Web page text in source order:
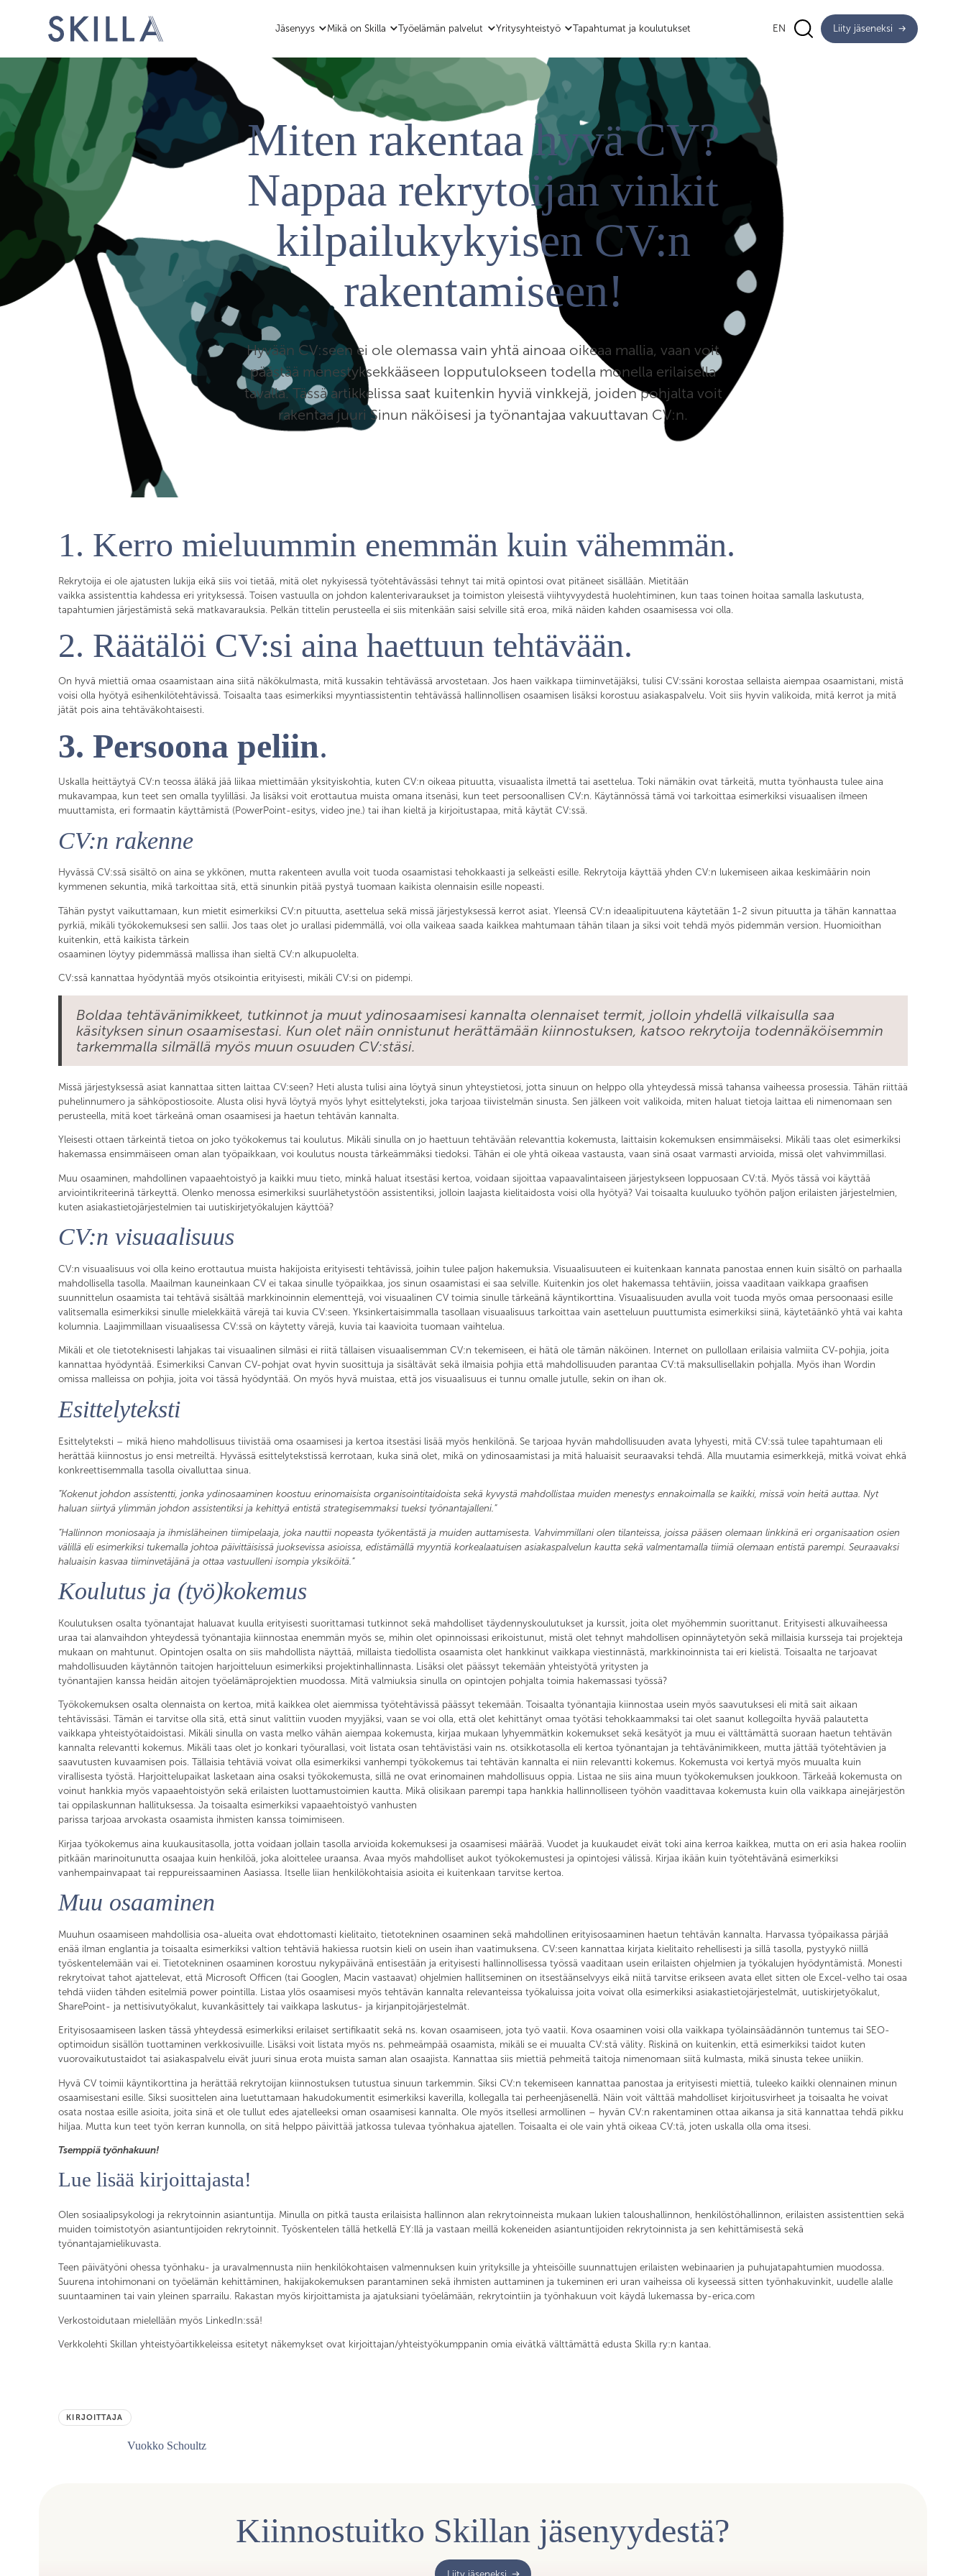
Jäsenyys Mikä on Skilla Työelämän palvelut Yritysyhteistyö Tapahtumat ja koulutukset EN Liity jäseneksi
Miten rakentaa hyvä CV?
Nappaa rekrytoijan vinkit
kilpailukykyisen CV:n
rakentamiseen!
Hyvään CV:seen ei ole olemassa vain yhtä ainoaa oikeaa mallia, vaan voit
päästää menestyksekkääseen lopputulokseen todella monella erilaisella
tavalla. Tässä artikkelissa saat kuitenkin hyviä vinkkejä, joiden pohjalta voit
rakentaa juuri Sinun näköisesi ja työnantajaa vakuuttavan CV:n.
1. Kerro mieluummin enemmän kuin vähemmän.
Rekrytoija ei ole ajatusten lukija eikä siis voi tietää, mitä olet nykyisessä työtehtävässäsi tehnyt tai mitä opintosi ovat pitäneet sisällään. Mietitään
vaikka assistenttia kahdessa eri yrityksessä. Toisen vastuulla on johdon kalenterivaraukset ja toimiston yleisestä viihtyvyydestä huolehtiminen, kun taas toinen hoitaa samalla laskutusta,
tapahtumien järjestämistä sekä matkavarauksia. Pelkän tittelin perusteella ei siis mitenkään saisi selville sitä eroa, mikä näiden kahden osaamisessa voi olla.
2. Räätälöi CV:si aina haettuun tehtävään.
On hyvä miettiä omaa osaamistaan aina siitä näkökulmasta, mitä kussakin tehtävässä arvostetaan. Jos haen vaikkapa tiiminvetäjäksi, tulisi CV:ssäni korostaa sellaista aiempaa osaamistani, mistä
voisi olla hyötyä esihenkilötehtävissä. Toisaalta taas esimerkiksi myyntiassistentin tehtävässä hallinnollisen osaamisen lisäksi korostuu asiakaspalvelu. Voit siis hyvin valikoida, mitä kerrot ja mitä
jätät pois aina tehtäväkohtaisesti.
3. Persoona peliin.
Uskalla heittäytyä CV:n teossa äläkä jää liikaa miettimään yksityiskohtia, kuten CV:n oikeaa pituutta, visuaalista ilmettä tai asettelua. Toki nämäkin ovat tärkeitä, mutta työnhausta tulee aina
mukavampaa, kun teet sen omalla tyylilläsi. Ja lisäksi voit erottautua muista omana itsenäsi, kun teet persoonallisen CV:n. Käytännössä tämä voi tarkoittaa esimerkiksi visuaalisen ilmeen
muuttamista, eri formaatin käyttämistä (PowerPoint-esitys, video jne.) tai ihan kieltä ja kirjoitustapaa, mitä käytät CV:ssä.
CV:n rakenne
Hyvässä CV:ssä sisältö on aina se ykkönen, mutta rakenteen avulla voit tuoda osaamistasi tehokkaasti ja selkeästi esille. Rekrytoija käyttää yhden CV:n lukemiseen aikaa keskimäärin noin
kymmenen sekuntia, mikä tarkoittaa sitä, että sinunkin pitää pystyä tuomaan kaikista olennaisin esille nopeasti.
Tähän pystyt vaikuttamaan, kun mietit esimerkiksi CV:n pituutta, asettelua sekä missä järjestyksessä kerrot asiat. Yleensä CV:n ideaalipituutena käytetään 1-2 sivun pituutta ja tähän kannattaa
pyrkiä, mikäli työkokemuksesi sen sallii. Jos taas olet jo urallasi pidemmällä, voi olla vaikeaa saada kaikkea mahtumaan tähän tilaan ja siksi voit tehdä myös pidemmän version. Huomioithan
kuitenkin, että kaikista tärkein
osaaminen löytyy pidemmässä mallissa ihan sieltä CV:n alkupuolelta.
CV:ssä kannattaa hyödyntää myös otsikointia erityisesti, mikäli CV:si on pidempi.
Boldaa tehtävänimikkeet, tutkinnot ja muut ydinosaamisesi kannalta olennaiset termit, jolloin yhdellä vilkaisulla saa
käsityksen sinun osaamisestasi. Kun olet näin onnistunut herättämään kiinnostuksen, katsoo rekrytoija todennäköisemmin
tarkemmalla silmällä myös muun osuuden CV:stäsi.
Missä järjestyksessä asiat kannattaa sitten laittaa CV:seen? Heti alusta tulisi aina löytyä sinun yhteystietosi, jotta sinuun on helppo olla yhteydessä missä tahansa vaiheessa prosessia. Tähän riittää
puhelinnumero ja sähköpostiosoite. Alusta olisi hyvä löytyä myös lyhyt esittelyteksti, joka tarjoaa tiivistelmän sinusta. Sen jälkeen voit valikoida, miten haluat tietoja laittaa eli nimenomaan sen
perusteella, mitä koet tärkeänä oman osaamisesi ja haetun tehtävän kannalta.
Yleisesti ottaen tärkeintä tietoa on joko työkokemus tai koulutus. Mikäli sinulla on jo haettuun tehtävään relevanttia kokemusta, laittaisin kokemuksen ensimmäiseksi. Mikäli taas olet esimerkiksi
hakemassa ensimmäiseen oman alan työpaikkaan, voi koulutus nousta tärkeämmäksi tiedoksi. Tähän ei ole yhtä oikeaa vastausta, vaan sinä osaat varmasti arvioida, missä olet vahvimmillasi.
Muu osaaminen, mahdollinen vapaaehtoistyö ja kaikki muu tieto, minkä haluat itsestäsi kertoa, voidaan sijoittaa vapaavalintaiseen järjestykseen loppuosaan CV:tä. Myös tässä voi käyttää
arviointikriteerinä tärkeyttä. Olenko menossa esimerkiksi suurlähetystöön assistentiksi, jolloin laajasta kielitaidosta voisi olla hyötyä? Vai toisaalta kuuluuko työhön paljon erilaisten järjestelmien,
kuten asiakastietojärjestelmien tai uutiskirjetyökalujen käyttöä?
CV:n visuaalisuus
CV:n visuaalisuus voi olla keino erottautua muista hakijoista erityisesti tehtävissä, joihin tulee paljon hakemuksia. Visuaalisuuteen ei kuitenkaan kannata panostaa ennen kuin sisältö on parhaalla
mahdollisella tasolla. Maailman kauneinkaan CV ei takaa sinulle työpaikkaa, jos sinun osaamistasi ei saa selville. Kuitenkin jos olet hakemassa tehtäviin, joissa vaaditaan vaikkapa graafisen
suunnittelun osaamista tai tehtävä sisältää markkinoinnin elementtejä, voi visuaalinen CV toimia sinulle tärkeänä käyntikorttina. Visuaalisuuden avulla voit tuoda myös omaa persoonaasi esille
valitsemalla esimerkiksi sinulle mielekkäitä värejä tai kuvia CV:seen. Yksinkertaisimmalla tasollaan visuaalisuus tarkoittaa vain asetteluun puuttumista esimerkiksi siinä, käytetäänkö yhtä vai kahta
kolumnia. Laajimmillaan visuaalisessa CV:ssä on käytetty värejä, kuvia tai kaavioita tuomaan vaihtelua.
Mikäli et ole tietoteknisesti lahjakas tai visuaalinen silmäsi ei riitä tällaisen visuaalisemman CV:n tekemiseen, ei hätä ole tämän näköinen. Internet on pullollaan erilaisia valmiita CV-pohjia, joita
kannattaa hyödyntää. Esimerkiksi Canvan CV-pohjat ovat hyvin suosittuja ja sisältävät sekä ilmaisia pohjia että mahdollisuuden parantaa CV:tä maksullisellakin pohjalla. Myös ihan Wordin
omissa malleissa on pohjia, joita voi tässä hyödyntää. On myös hyvä muistaa, että jos visuaalisuus ei tunnu omalle jutulle, sekin on ihan ok.
Esittelyteksti
Esittelyteksti – mikä hieno mahdollisuus tiivistää oma osaamisesi ja kertoa itsestäsi lisää myös henkilönä. Se tarjoaa hyvän mahdollisuuden avata lyhyesti, mitä CV:ssä tulee tapahtumaan eli
herättää kiinnostus jo ensi metreiltä. Hyvässä esittelytekstissä kerrotaan, kuka sinä olet, mikä on ydinosaamistasi ja mitä haluaisit seuraavaksi tehdä. Alla muutamia esimerkkejä, mitkä voivat ehkä
konkreettisemmalla tasolla oivalluttaa sinua.
”Kokenut johdon assistentti, jonka ydinosaaminen koostuu erinomaisista organisointitaidoista sekä kyvystä mahdollistaa muiden menestys ennakoimalla se kaikki, missä voin heitä auttaa. Nyt
haluan siirtyä ylimmän johdon assistentiksi ja kehittyä entistä strategisemmaksi tueksi työnantajalleni.”
”Hallinnon moniosaaja ja ihmisläheinen tiimipelaaja, joka nauttii nopeasta työkentästä ja muiden auttamisesta. Vahvimmillani olen tilanteissa, joissa pääsen olemaan linkkinä eri organisaation osien
välillä eli esimerkiksi tukemalla johtoa päivittäisissä juoksevissa asioissa, edistämällä myyntiä korkealaatuisen asiakaspalvelun kautta sekä valmentamalla tiimiä olemaan entistä parempi. Seuraavaksi
haluaisin kasvaa tiiminvetäjänä ja ottaa vastuulleni isompia yksiköitä.”
Koulutus ja (työ)kokemus
Koulutuksen osalta työnantajat haluavat kuulla erityisesti suorittamasi tutkinnot sekä mahdolliset täydennyskoulutukset ja kurssit, joita olet myöhemmin suorittanut. Erityisesti alkuvaiheessa
uraa tai alanvaihdon yhteydessä työnantajia kiinnostaa enemmän myös se, mihin olet opinnoissasi erikoistunut, mistä olet tehnyt mahdollisen opinnäytetyön sekä millaisia kursseja tai projekteja
mukaan on mahtunut. Opintojen osalta on siis mahdollista näyttää, millaista tiedollista osaamista olet hankkinut vaikkapa viestinnästä, markkinoinnista tai eri kielistä. Toisaalta ne tarjoavat
mahdollisuuden käytännön taitojen harjoitteluun esimerkiksi projektinhallinnasta. Lisäksi olet päässyt tekemään yhteistyötä yritysten ja
työnantajien kanssa heidän aitojen työelämäprojektien muodossa. Mitä valmiuksia sinulla on opintojen pohjalta toimia hakemassasi työssä?
Työkokemuksen osalta olennaista on kertoa, mitä kaikkea olet aiemmissa työtehtävissä päässyt tekemään. Toisaalta työnantajia kiinnostaa usein myös saavutuksesi eli mitä sait aikaan
tehtävissäsi. Tämän ei tarvitse olla sitä, että sinut valittiin vuoden myyjäksi, vaan se voi olla, että olet kehittänyt omaa työtäsi tehokkaammaksi tai olet saanut kollegoilta hyvää palautetta
vaikkapa yhteistyötaidoistasi. Mikäli sinulla on vasta melko vähän aiempaa kokemusta, kirjaa mukaan lyhyemmätkin kokemukset sekä kesätyöt ja muu ei välttämättä suoraan haetun tehtävän
kannalta relevantti kokemus. Mikäli taas olet jo konkari työurallasi, voit listata osan tehtävistäsi vain ns. otsikkotasolla eli kertoa työnantajan ja tehtävänimikkeen, mutta jättää työtehtävien ja
saavutusten kuvaamisen pois. Tällaisia tehtäviä voivat olla esimerkiksi vanhempi työkokemus tai tehtävän kannalta ei niin relevantti kokemus. Kokemusta voi kertyä myös muualta kuin
virallisesta työstä. Harjoittelupaikat lasketaan aina osaksi työkokemusta, sillä ne ovat erinomainen mahdollisuus oppia. Listaa ne siis aina muun työkokemuksen joukkoon. Tärkeää kokemusta on
voinut hankkia myös vapaaehtoistyön sekä erilaisten luottamustoimien kautta. Mikä olisikaan parempi tapa hankkia hallinnolliseen työhön vaadittavaa kokemusta kuin olla vaikkapa ainejärjestön
tai oppilaskunnan hallituksessa. Ja toisaalta esimerkiksi vapaaehtoistyö vanhusten
parissa tarjoaa arvokasta osaamista ihmisten kanssa toimimiseen.
Kirjaa työkokemus aina kuukausitasolla, jotta voidaan jollain tasolla arvioida kokemuksesi ja osaamisesi määrää. Vuodet ja kuukaudet eivät toki aina kerroa kaikkea, mutta on eri asia hakea rooliin
pitkään marinoitunutta osaajaa kuin henkilöä, joka aloittelee uraansa. Avaa myös mahdolliset aukot työkokemustesi ja opintojesi välissä. Kirjaa ikään kuin työtehtävänä esimerkiksi
vanhempainvapaat tai reppureissaaminen Aasiassa. Itselle liian henkilökohtaisia asioita ei kuitenkaan tarvitse kertoa.
Muu osaaminen
Muuhun osaamiseen mahdollisia osa-alueita ovat ehdottomasti kielitaito, tietotekninen osaaminen sekä mahdollinen erityisosaaminen haetun tehtävän kannalta. Harvassa työpaikassa pärjää
enää ilman englantia ja toisaalta esimerkiksi valtion tehtäviä hakiessa ruotsin kieli on usein ihan vaatimuksena. CV:seen kannattaa kirjata kielitaito rehellisesti ja sillä tasolla, pystyykö niillä
työskentelemään vai ei. Tietotekninen osaaminen korostuu nykypäivänä entisestään ja erityisesti hallinnollisessa työssä vaaditaan usein erilaisten ohjelmien ja työkalujen hyödyntämistä. Monesti
rekrytoivat tahot ajattelevat, että Microsoft Officen (tai Googlen, Macin vastaavat) ohjelmien hallitseminen on itsestäänselvyys eikä niitä tarvitse erikseen avata ellet sitten ole Excel-velho tai osaa
tehdä viiden tähden esitelmiä power pointilla. Listaa ylös osaamisesi myös tehtävän kannalta relevanteissa työkaluissa joita voivat olla esimerkiksi asiakastietojärjestelmät, uutiskirjetyökalut,
SharePoint- ja nettisivutyökalut, kuvankäsittely tai vaikkapa laskutus- ja kirjanpitojärjestelmät.
Erityisosaamiseen lasken tässä yhteydessä esimerkiksi erilaiset sertifikaatit sekä ns. kovan osaamiseen, jota työ vaatii. Kova osaaminen voisi olla vaikkapa työlainsäädännön tuntemus tai SEO-
optimoidun sisällön tuottaminen verkkosivuille. Lisäksi voit listata myös ns. pehmeämpää osaamista, mikäli se ei muualta CV:stä välity. Riskinä on kuitenkin, että esimerkiksi taidot kuten
vuorovaikutustaidot tai asiakaspalvelu eivät juuri sinua erota muista saman alan osaajista. Kannattaa siis miettiä pehmeitä taitoja nimenomaan siitä kulmasta, mikä sinusta tekee uniikin.
Hyvä CV toimii käyntikorttina ja herättää rekrytoijan kiinnostuksen tutustua sinuun tarkemmin. Siksi CV:n tekemiseen kannattaa panostaa ja erityisesti miettiä, tuleeko kaikki olennainen minun
osaamisestani esille. Siksi suosittelen aina luetuttamaan hakudokumentit esimerkiksi kaverilla, kollegalla tai perheenjäsenellä. Näin voit välttää mahdolliset kirjoitusvirheet ja toisaalta he voivat
osata nostaa esille asioita, joita sinä et ole tullut edes ajatelleeksi oman osaamisesi kannalta. Ole myös itsellesi armollinen – hyvän CV:n rakentaminen ottaa aikansa ja sitä kannattaa tehdä pikku
hiljaa. Mutta kun teet työn kerran kunnolla, on sitä helppo päivittää jatkossa tulevaa työnhakua ajatellen. Toisaalta ei ole vain yhtä oikeaa CV:tä, joten uskalla olla oma itsesi.
Tsemppiä työnhakuun!
Lue lisää kirjoittajasta!
Olen sosiaalipsykologi ja rekrytoinnin asiantuntija. Minulla on pitkä tausta erilaisista hallinnon alan rekrytoinneista mukaan lukien taloushallinnon, henkilöstöhallinnon, erilaisten assistenttien sekä
muiden toimistotyön asiantuntijoiden rekrytoinnit. Työskentelen tällä hetkellä EY:llä ja vastaan meillä kokeneiden asiantuntijoiden rekrytoinnista ja sen kehittämisestä sekä
työnantajamielikuvasta.
Teen päivätyöni ohessa työnhaku- ja uravalmennusta niin henkilökohtaisen valmennuksen kuin yrityksille ja yhteisöille suunnattujen erilaisten webinaarien ja puhujatapahtumien muodossa.
Suurena intohimonani on työelämän kehittäminen, hakijakokemuksen parantaminen sekä ihmisten auttaminen ja tukeminen eri uran vaiheissa oli kyseessä sitten työnhakuvinkit, uudelle alalle
suuntaaminen tai vain yleinen sparrailu. Rakastan myös kirjoittamista ja ajatuksiani työelämään, rekrytointiin ja työnhakuun voit käydä lukemassa by-erica.com
Verkostoidutaan mielellään myös LinkedIn:ssä!
Verkkolehti Skillan yhteistyöartikkeleissa esitetyt näkemykset ovat kirjoittajan/yhteistyökumppanin omia eivätkä välttämättä edusta Skilla ry:n kantaa.
KIRJOITTAJA
Vuokko Schoultz
Kiinnostuitko Skillan jäsenyydestä?